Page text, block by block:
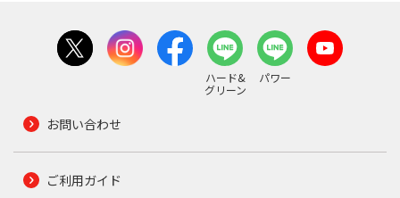
ハード&
グリーン
パワー
お問い合わせ
ご利用ガイド